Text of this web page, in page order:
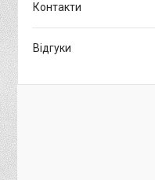
Контакти
Відгуки